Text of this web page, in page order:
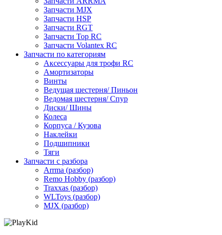
Запчасти MJX
Запчасти HSP
Запчасти RGT
Запчасти Top RC
Запчасти Volantex RC
Запчасти по категориям
Аксессуары для трофи RC
Амортизаторы
Винты
Ведущая шестерня/ Пиньон
Ведомая шестерня/ Спур
Диски/ Шины
Колеса
Корпуса / Кузова
Наклейки
Подшипники
Тяги
Запчасти с разбора
Arrma (разбор)
Remo Hobby (разбор)
Traxxas (разбор)
WLToys (разбор)
MJX (разбор)